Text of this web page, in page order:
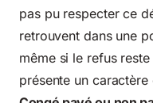
pas pu respecter ce
retrouvent dans une
même si le refus
présente un